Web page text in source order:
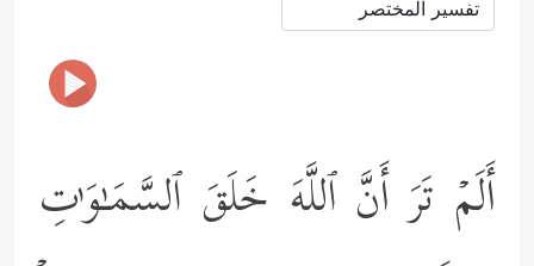
أَلَمۡ تَرَ أَنَّ ٱللَّهَ خَلَقَ ٱلسَّمَـٰوَ ٰ⁠تِ